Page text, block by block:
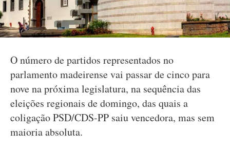
O número de partidos representados no
parlamento madeirense vai passar de cinco para
nove na próxima legislatura, na sequência das
eleições regionais de domingo, das quais a
coligação PSD/CDS-PP saiu vencedora, mas sem
maioria absoluta.